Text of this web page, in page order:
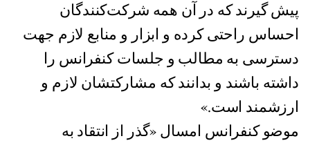
پیش گیرند که در آن همه شرکت‌کنندگان
احساس راحتی کرده و ابزار و منابع لازم جهت
دسترسی به مطالب و جلسات کنفرانس را
داشته باشند و بدانند که مشارکتشان لازم و
ارزشمند است.»
موضو کنفرانس امسال «گذر از انتقاد به